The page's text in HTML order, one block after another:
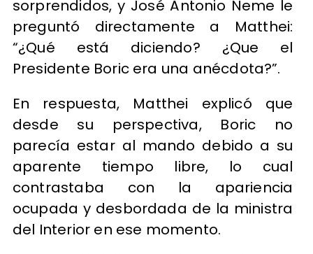
sorprendidos, y José Antonio Neme le
preguntó directamente a Matthei:
“¿Qué está diciendo? ¿Que el
Presidente Boric era una anécdota?”.
En respuesta, Matthei explicó que
desde su perspectiva, Boric no
parecía estar al mando debido a su
aparente tiempo libre, lo cual
contrastaba con la apariencia
ocupada y desbordada de la ministra
del Interior en ese momento.